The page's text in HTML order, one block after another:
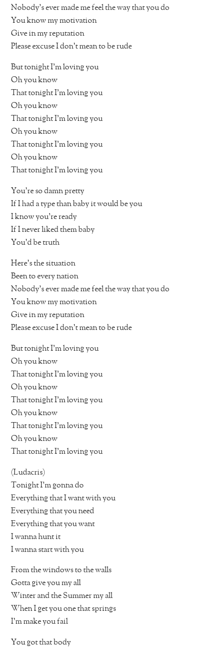
Nobody’s ever made me feel the way that you do
You know my motivation
Give in my reputation
Please excuse I don’t mean to be rude
But tonight I’m loving you
Oh you know
That tonight I’m loving you
Oh you know
That tonight I’m loving you
Oh you know
That tonight I’m loving you
Oh you know
That tonight I’m loving you
You’re so damn pretty
If I had a type than baby it would be you
I know you’re ready
If I never liked them baby
You’d be truth
Here’s the situation
Been to every nation
Nobody’s ever made me feel the way that you do
You know my motivation
Give in my reputation
Please excuse I don’t mean to be rude
But tonight I’m loving you
Oh you know
That tonight I’m loving you
Oh you know
That tonight I’m loving you
Oh you know
That tonight I’m loving you
Oh you know
That tonight I’m loving you
(Ludacris)
Tonight I’m gonna do
Everything that I want with you
Everything that you need
Everything that you want
I wanna hunt it
I wanna start with you
From the windows to the walls
Gotta give you my all
Winter and the Summer my all
When I get you one that springs
I’m make you fail
You got that body